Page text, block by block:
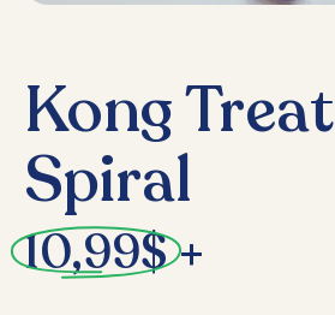
Kong Treat
Spiral
10,99$+